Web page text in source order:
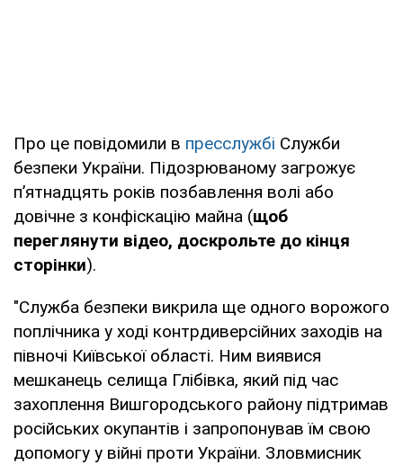
Про це повідомили в пресслужбі Служби
безпеки України. Підозрюваному загрожує
п’ятнадцять років позбавлення волі або
довічне з конфіскацію майна (щоб
переглянути відео, доскрольте до кінця
сторінки).
"Служба безпеки викрила ще одного ворожого
поплічника у ході контрдиверсійних заходів на
півночі Київської області. Ним виявися
мешканець селища Глібівка, який під час
захоплення Вишгородського району підтримав
російських окупантів і запропонував їм свою
допомогу у війні проти України. Зловмисник